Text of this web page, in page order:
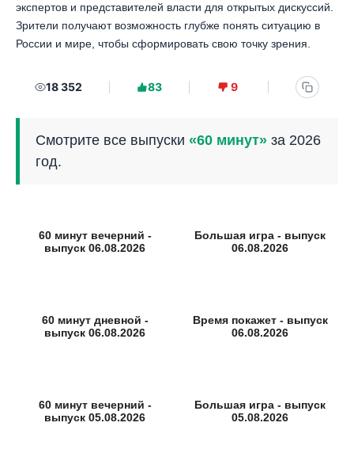
экспертов и представителей власти для открытых дискуссий.
Зрители получают возможность глубже понять ситуацию в
России и мире, чтобы сформировать свою точку зрения.
18 352 83 9
Смотрите все выпуски «60 минут» за 2026
год.
60 минут вечерний -
выпуск 06.08.2026
Большая игра - выпуск
06.08.2026
60 минут дневной -
выпуск 06.08.2026
Время покажет - выпуск
06.08.2026
60 минут вечерний -
выпуск 05.08.2026
Большая игра - выпуск
05.08.2026